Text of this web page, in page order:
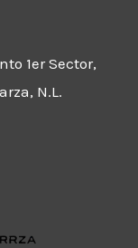
1er Sector,
N.L.